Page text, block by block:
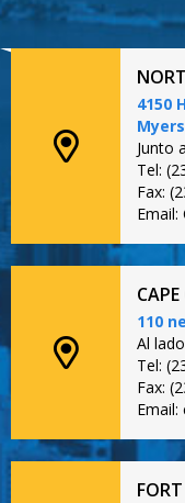
4150
Junto
Tel:
Fax:
110
Al
Tel:
Fax: